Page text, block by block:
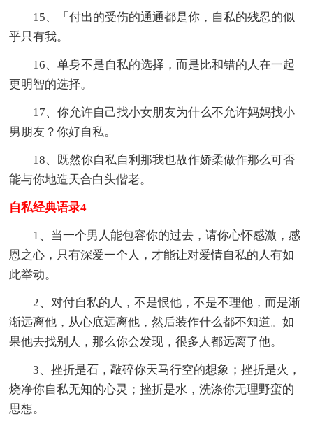
15、「付出的受伤的通通都是你，自私的残忍的似
乎只有我。
16、单身不是自私的选择，而是比和错的人在一起
更明智的选择。
17、你允许自己找小女朋友为什么不允许妈妈找小
男朋友？你好自私。
18、既然你自私自利那我也故作娇柔做作那么可否
能与你地造天合白头偕老。
自私经典语录4
1、当一个男人能包容你的过去，请你心怀感激，感
恩之心，只有深爱一个人，才能让对爱情自私的人有如
此举动。
2、对付自私的人，不是恨他，不是不理他，而是渐
渐远离他，从心底远离他，然后装作什么都不知道。如
果他去找别人，那么你会发现，很多人都远离了他。
3、挫折是石，敲碎你天马行空的想象；挫折是火，
烧净你自私无知的心灵；挫折是水，洗涤你无理野蛮的
思想。